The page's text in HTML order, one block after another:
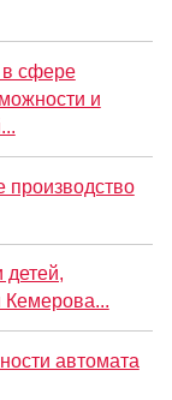
в сфере
и
производство
Кемерова...
автомата